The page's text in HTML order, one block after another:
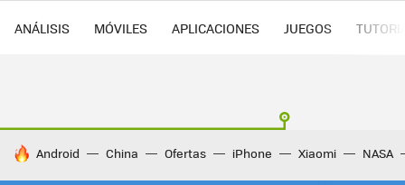
ANÁLISIS MÓVILES APLICACIONES JUEGOS
HOY SE HABLA DE
Android China Ofertas iPhone Xiaomi NASA